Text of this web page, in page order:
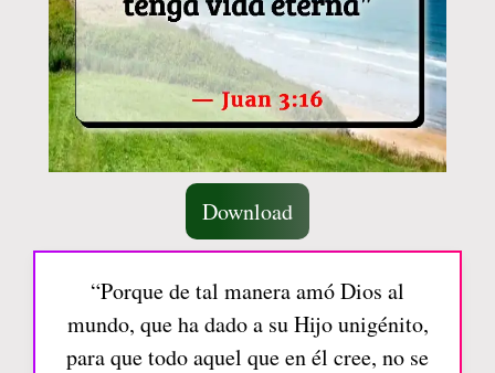
Download
“Porque de tal manera amó Dios al
mundo, que ha dado a su Hijo unigénito,
para que todo aquel que en él cree, no se